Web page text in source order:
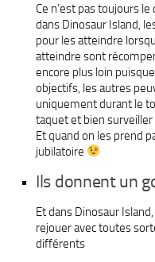
Ce n’est pas toujours
dans Dinosaur Island,
pour les atteindre
atteindre sont
encore plus loin
objectifs, les autres
uniquement durant le
taquet et bien
Et quand on les prend
jubilatoire
Ils donnent un
Et dans Dinosaur
rejouer avec toutes
différents